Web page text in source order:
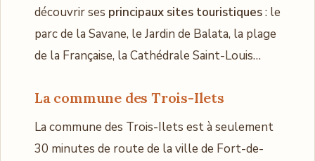
découvrir ses principaux sites touristiques: le
parc de la Savane, le Jardin de Balata, la plage
de la Française, la Cathédrale Saint-Louis…
La commune des Trois-Ilets
La commune des Trois-Ilets est à seulement
30 minutes de route de la ville de Fort-de-